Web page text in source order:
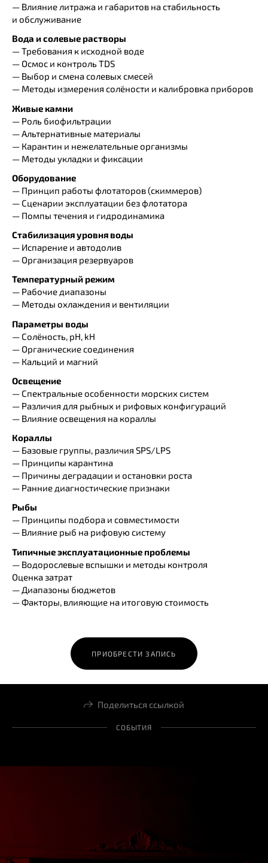
— Влияние литража и габаритов на стабильность
и обслуживание
Вода и солевые растворы
— Требования к исходной воде
— Осмос и контроль TDS
— Выбор и смена солевых смесей
— Методы измерения солёности и калибровка приборов
Живые камни
— Роль биофильтрации
— Альтернативные материалы
— Карантин и нежелательные организмы
— Методы укладки и фиксации
Оборудование
— Принцип работы флотаторов (скиммеров)
— Сценарии эксплуатации без флотатора
— Помпы течения и гидродинамика
Стабилизация уровня воды
— Испарение и автодолив
— Организация резервуаров
Температурный режим
— Рабочие диапазоны
— Методы охлаждения и вентиляции
Параметры воды
— Солёность, pH, kH
— Органические соединения
— Кальций и магний
Освещение
— Спектральные особенности морских систем
— Различия для рыбных и рифовых конфигураций
— Влияние освещения на кораллы
Кораллы
— Базовые группы, различия SPS/LPS
— Принципы карантина
— Причины деградации и остановки роста
— Ранние диагностические признаки
Рыбы
— Принципы подбора и совместимости
— Влияние рыб на рифовую систему
Типичные эксплуатационные проблемы
— Водорослевые вспышки и методы контроля
Оценка затрат
— Диапазоны бюджетов
— Факторы, влияющие на итоговую стоимость
ПРИОБРЕСТИ ЗАПИСЬ
Поделиться ссылкой
СОБЫТИЯ